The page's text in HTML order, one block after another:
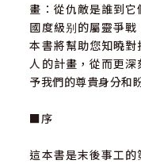
畫：從仇敵是誰到
國度級别的屬靈爭戰
本書將幫助您知曉
人的計畫，從而更
予我們的尊貴身分和
■序
這本書是末後事工的